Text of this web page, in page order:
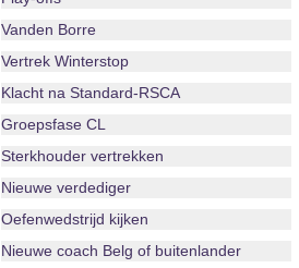
Vanden Borre
Vertrek Winterstop
Klacht na Standard-RSCA
Groepsfase CL
Sterkhouder vertrekken
Nieuwe verdediger
Oefenwedstrijd kijken
Nieuwe coach Belg of buitenlander